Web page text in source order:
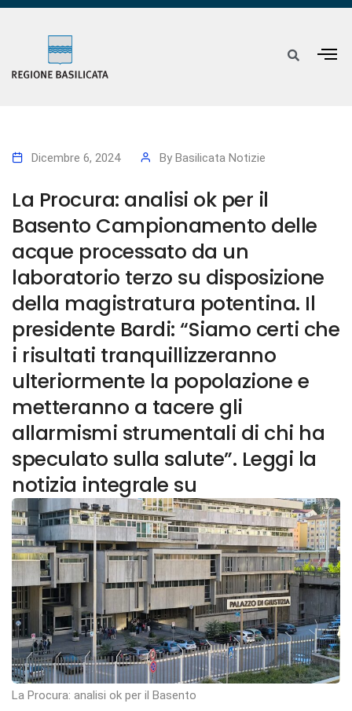
Dicembre 6, 2024 By Basilicata Notizie
La Procura: analisi ok per il
Basento Campionamento delle
acque processato da un
laboratorio terzo su disposizione
della magistratura potentina. Il
presidente Bardi: “Siamo certi che
i risultati tranquillizzeranno
ulteriormente la popolazione e
metteranno a tacere gli
allarmismi strumentali di chi ha
speculato sulla salute”. Leggi la
notizia integrale su
La Procura: analisi ok per il Basento